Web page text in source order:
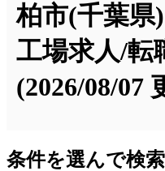
柏市(千葉県
工場求人/転
(2026/08/07
条件を選んで検索